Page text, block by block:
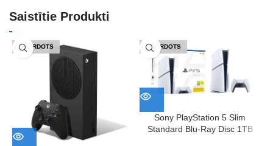
Saistītie Produkti
IZPĀRDOTS IZPĀRDOTS
Sony PlayStation 5 Slim
Standard Blu-Ray Disc 1TB